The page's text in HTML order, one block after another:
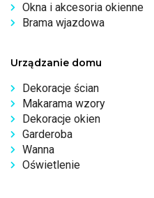
Okna i akcesoria okienne
Brama wjazdowa
Urządzanie domu
Dekoracje ścian
Makarama wzory
Dekoracje okien
Garderoba
Wanna
Oświetlenie